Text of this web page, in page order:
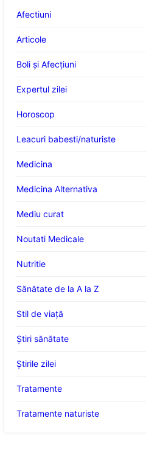
Afectiuni
Articole
Boli și Afecțiuni
Expertul zilei
Horoscop
Leacuri babesti/naturiste
Medicina
Medicina Alternativa
Mediu curat
Noutati Medicale
Nutritie
Sănătate de la A la Z
Stil de viaţă
Ştiri sănătate
Știrile zilei
Tratamente
Tratamente naturiste